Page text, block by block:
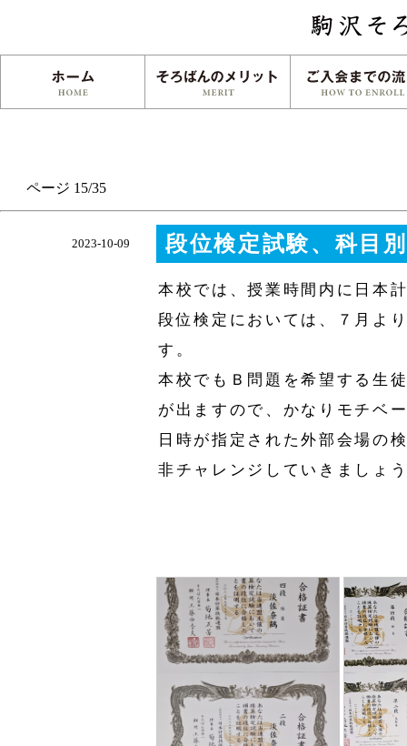
ページ 15/35
2023-10-09 段位検定試験、科目
本校では、授業時間内に日本
段位検定においては、７月よ
す。
本校でもＢ問題を希望する生
が出ますので、かなりモチベ
日時が指定された外部会場の
非チャレンジしていきましょ